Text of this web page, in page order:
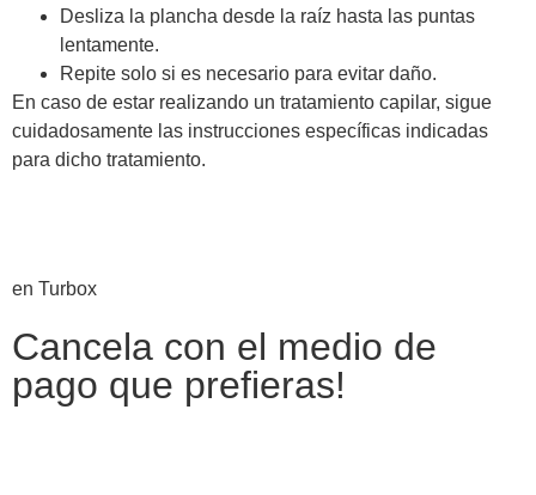
Desliza la plancha desde la raíz hasta las puntas
lentamente.
Repite solo si es necesario para evitar daño.
En caso de estar realizando un tratamiento capilar, sigue
cuidadosamente las instrucciones específicas indicadas
para dicho tratamiento.
en Turbox
Cancela con el medio de
pago que prefieras!